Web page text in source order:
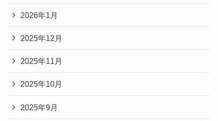
2026年1月
2025年12月
2025年11月
2025年10月
2025年9月